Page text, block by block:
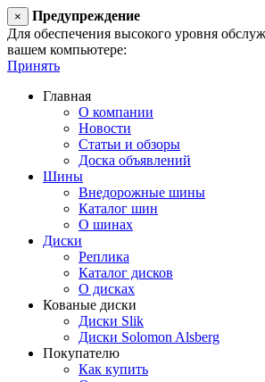
×
Предупреждение
Для обеспечения высокого уровня
вашем компьютере:
Принять
Главная
О компании
Новости
Статьи и обзоры
Доска объявлений
Шины
Внедорожные шины
Каталог шин
О шинах
Диски
Реплика
Каталог дисков
О дисках
Кованые диски
Диски Slik
Диски Solomon Alsberg
Покупателю
Как купить